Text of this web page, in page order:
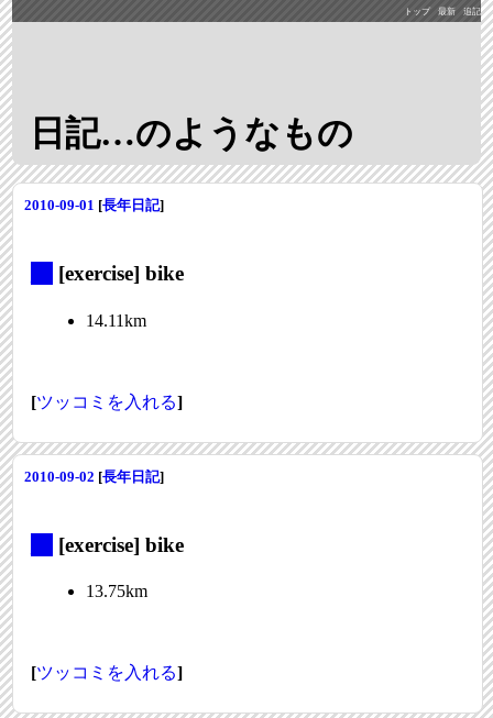
トップ 最新 追記
日記…のようなもの
2010-09-01 [長年日記]
[exercise] bike
14.11km
[ツッコミを入れる]
2010-09-02 [長年日記]
[exercise] bike
13.75km
[ツッコミを入れる]